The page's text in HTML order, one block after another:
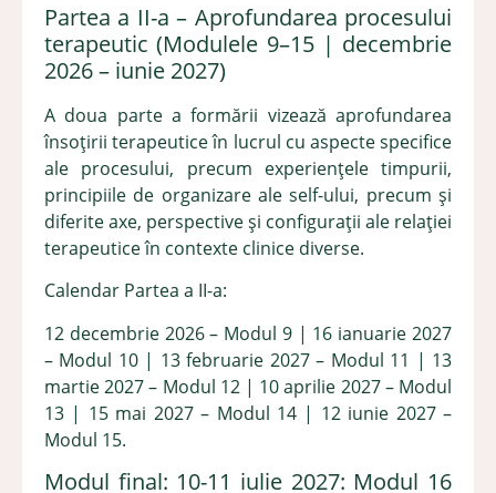
Partea a II-a – Aprofundarea procesului
terapeutic (Modulele 9–15 | decembrie
2026 – iunie 2027)
A doua parte a formării vizează aprofundarea
însoțirii terapeutice în lucrul cu aspecte specifice
ale procesului, precum experiențele timpurii,
principiile de organizare ale self-ului, precum și
diferite axe, perspective și configurații ale relației
terapeutice în contexte clinice diverse.
Calendar Partea a II-a:
12 decembrie 2026 – Modul 9 | 16 ianuarie 2027
– Modul 10 | 13 februarie 2027 – Modul 11 | 13
martie 2027 – Modul 12 | 10 aprilie 2027 – Modul
13 | 15 mai 2027 – Modul 14 | 12 iunie 2027 –
Modul 15.
Modul final: 10-11 iulie 2027: Modul 16